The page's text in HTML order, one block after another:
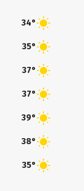
34°
35°
37°
37°
39°
38°
35°